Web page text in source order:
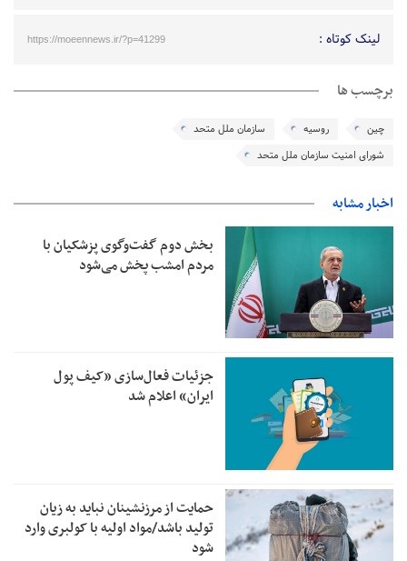
لینک کوتاه : https://moeennews.ir/?p=41299
برچسب ها
چین روسیه
سازمان ملل متحد
شورای امنیت سازمان ملل متحد
اخبار مشابه
بخش دوم گفت‌وگوی پزشکیان با
مردم امشب پخش می‌شود
جزئیات فعال‌سازی «کیف پول
ایران» اعلام شد
حمایت از مرزنشینان نباید به زیان
تولید باشد/مواد اولیه با کولبری وارد
شود